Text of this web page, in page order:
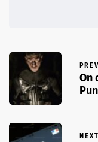
On
NEXT